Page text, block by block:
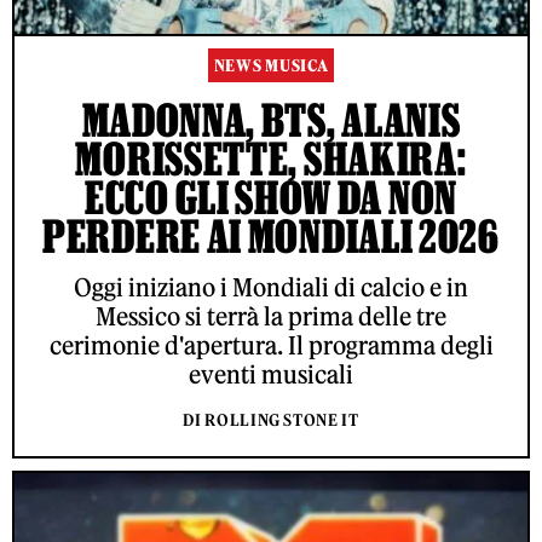
NEWS MUSICA
MADONNA, BTS, ALANIS
MORISSETTE, SHAKIRA:
ECCO GLI SHOW DA NON
PERDERE AI MONDIALI 2026
Oggi iniziano i Mondiali di calcio e in
Messico si terrà la prima delle tre
cerimonie d'apertura. Il programma degli
eventi musicali
DI ROLLING STONE IT